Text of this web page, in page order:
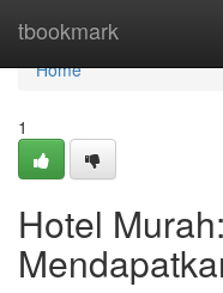
tbookmark
Home
Home
1
Hotel